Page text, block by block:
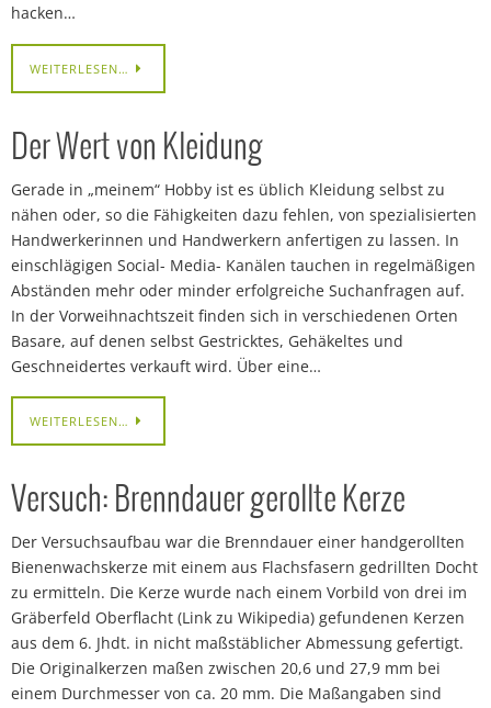
hacken…
WEITERLESEN…
Der Wert von Kleidung
Gerade in „meinem“ Hobby ist es üblich Kleidung selbst zu
nähen oder, so die Fähigkeiten dazu fehlen, von spezialisierten
Handwerkerinnen und Handwerkern anfertigen zu lassen. In
einschlägigen Social- Media- Kanälen tauchen in regelmäßigen
Abständen mehr oder minder erfolgreiche Suchanfragen auf.
In der Vorweihnachtszeit finden sich in verschiedenen Orten
Basare, auf denen selbst Gestricktes, Gehäkeltes und
Geschneidertes verkauft wird. Über eine…
WEITERLESEN…
Versuch: Brenndauer gerollte Kerze
Der Versuchsaufbau war die Brenndauer einer handgerollten
Bienenwachskerze mit einem aus Flachsfasern gedrillten Docht
zu ermitteln. Die Kerze wurde nach einem Vorbild von drei im
Gräberfeld Oberflacht (Link zu Wikipedia) gefundenen Kerzen
aus dem 6. Jhdt. in nicht maßstäblicher Abmessung gefertigt.
Die Originalkerzen maßen zwischen 20,6 und 27,9 mm bei
einem Durchmesser von ca. 20 mm. Die Maßangaben sind